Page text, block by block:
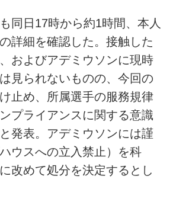
同日17時から約1時間、本人
詳細を確認した。接触した
およびアデミウソンに現時
見られないものの、今回の
止め、所属選手の服務規律
プライアンスに関する意識
発表。アデミウソンには謹
ウスへの立入禁止）を科
改めて処分を決定するとし